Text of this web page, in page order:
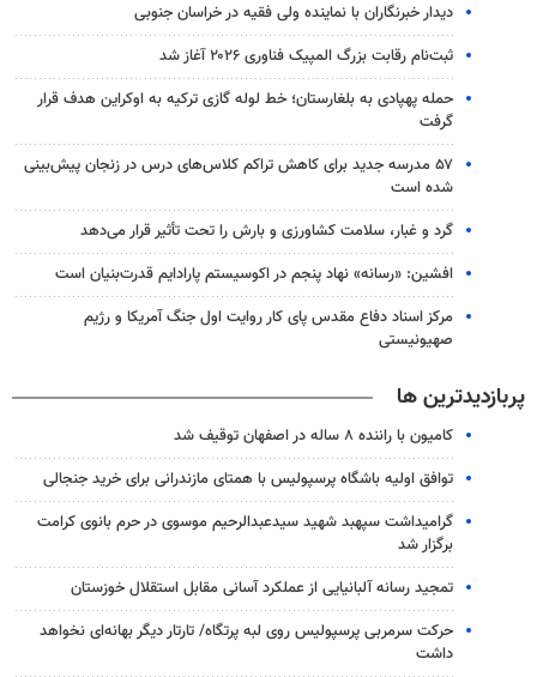
دیدار خبرنگاران با نماینده ولی فقیه در خراسان جنوبی
ثبت‌نام رقابت بزرگ المپیک فناوری ۲۰۲۶ آغاز شد
حمله پهپادی به بلغارستان؛ خط لوله گازی ترکیه به اوکراین هدف قرار
گرفت
۵۷ مدرسه جدید برای کاهش تراکم کلاس‌های درس در زنجان پیش‌بینی
شده است
گرد و غبار، سلامت کشاورزی و بارش را تحت تأثیر قرار می‌دهد
افشین: «رسانه» نهاد پنجم در اکوسیستم پارادایم قدرت‌بنیان است
مرکز اسناد دفاع مقدس پای کار روایت اول جنگ آمریکا و رژیم
صهیونیستی
پربازدیدترین ها
کامیون با راننده ۸ ساله در اصفهان توقیف شد
توافق اولیه باشگاه پرسپولیس با همتای مازندرانی برای خرید جنجالی
گرامیداشت سپهبد شهید سیدعبدالرحیم موسوی در حرم بانوی کرامت
برگزار شد
تمجید رسانه آلبانیایی از عملکرد آسانی مقابل استقلال خوزستان
حرکت سرمربی پرسپولیس روی لبه پرتگاه/ تارتار دیگر بهانه‌ای نخواهد
داشت